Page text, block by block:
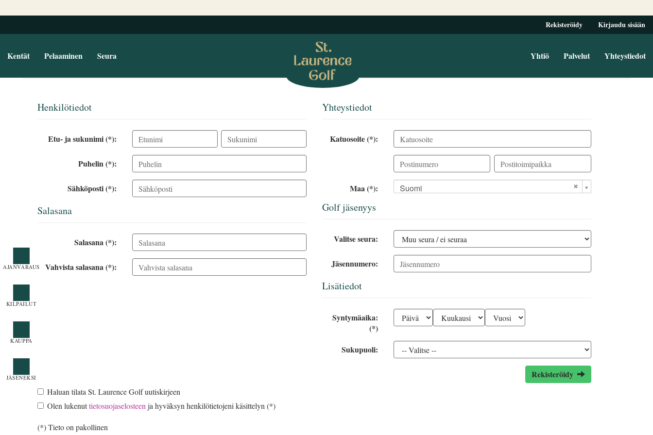
Rekisteröidy Kirjaudu sisään
Kentät Pelaaminen Seura Yhtiö Palvelut Yhteystiedot
Henkilötiedot
Etu- ja sukunimi (*):
Puhelin (*):
Sähköposti (*):
Salasana
Salasana (*):
Vahvista salasana (*):
Yhteystiedot
Katuosoite (*):
Maa (*): Suomi
Golf jäsenyys
Valitse seura:
Jäsennumero:
Lisätiedot
Syntymäaika:
(*)
Sukupuoli:
Rekisteröidy
Haluan tilata St. Laurence Golf uutiskirjeen
Olen lukenuttietosuojaselosteen ja hyväksyn henkilötietojeni käsittelyn (*)
(*) Tieto on pakollinen